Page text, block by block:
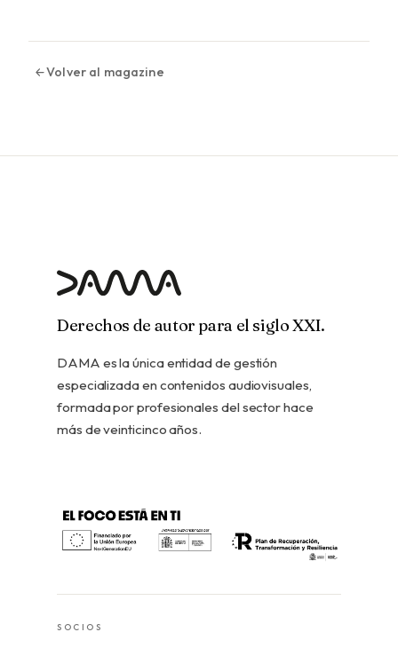
Volver al magazine
Derechos de autor para el siglo XXI.
DAMA es la única entidad de gestión
especializada en contenidos audiovisuales,
formada por profesionales del sector hace
más de veinticinco años.
SOCIOS